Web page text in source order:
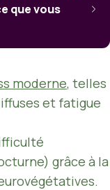
que vous
moderne, telles
et fatigue
grâce à la